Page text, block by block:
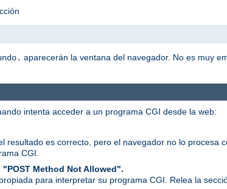
aparecerán la ventana del navegador. No es muy
intenta acceder a un programa CGI desde la web:
resultado es correcto, pero el navegador no lo procesa
CGI.
Method Not Allowed".
para interpretar su programa CGI. Relea la